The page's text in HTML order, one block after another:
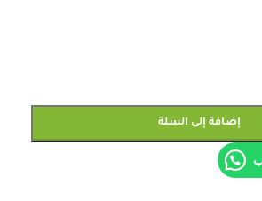
إضافة إلى السلة